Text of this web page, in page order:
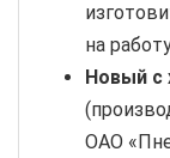
на
Новый с
ОАО